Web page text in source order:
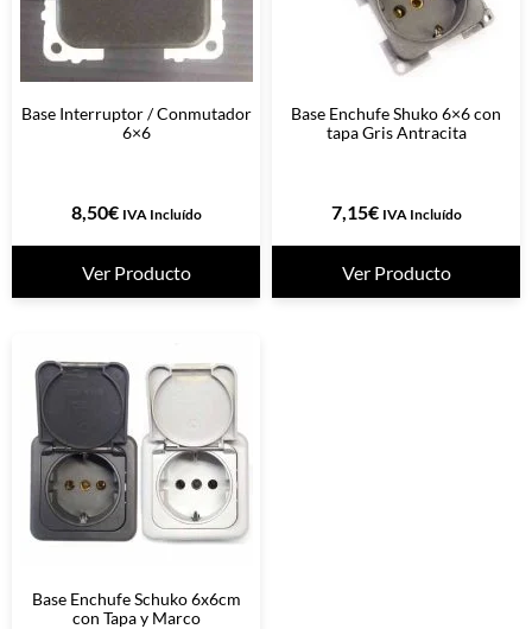
Base Interruptor / Conmutador
6×6
8,50€ IVA Incluído
Ver Producto
Base Enchufe Shuko 6×6 con
tapa Gris Antracita
7,15€ IVA Incluído
Ver Producto
Base Enchufe Schuko 6x6cm
con Tapa y Marco